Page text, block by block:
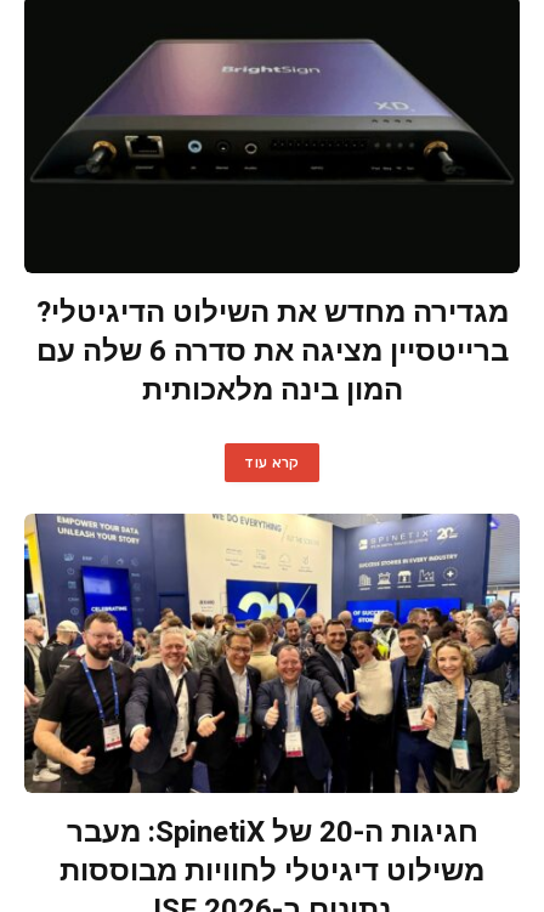
מגדירה מחדש את השילוט הדיגיטלי?
ברייטסיין מציגה את סדרה 6 שלה עם
המון בינה מלאכותית
קרא עוד
חגיגות ה-20 של SpinetiX: מעבר
משילוט דיגיטלי לחוויות מבוססות